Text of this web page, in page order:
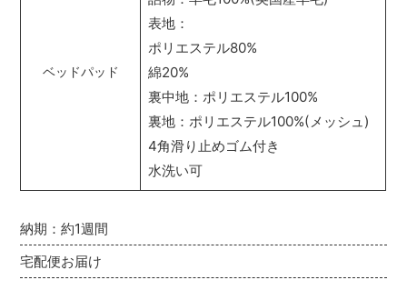
納期：約1週間
宅配便お届け
ベッドパッド
表地：
ポリエステル80%
綿20%
裏中地：ポリエステル100%
裏地：ポリエステル100%(メッシュ)
4角滑り止めゴム付き
水洗い可